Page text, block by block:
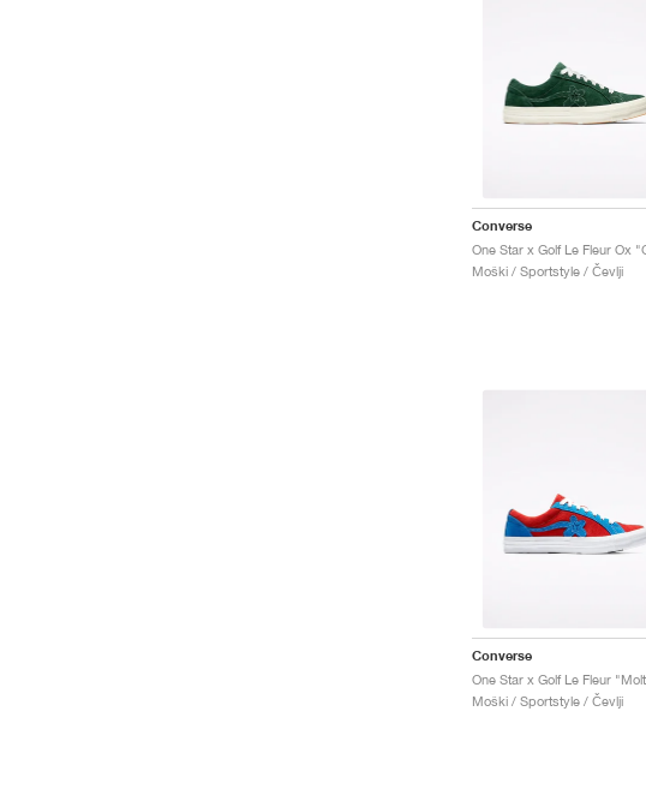
Converse
Moški / Sportstyle / Čevlji
Converse
Moški / Sportstyle / Čevlji